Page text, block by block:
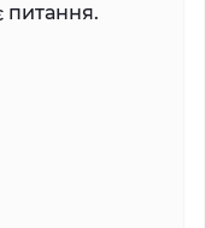
питання.